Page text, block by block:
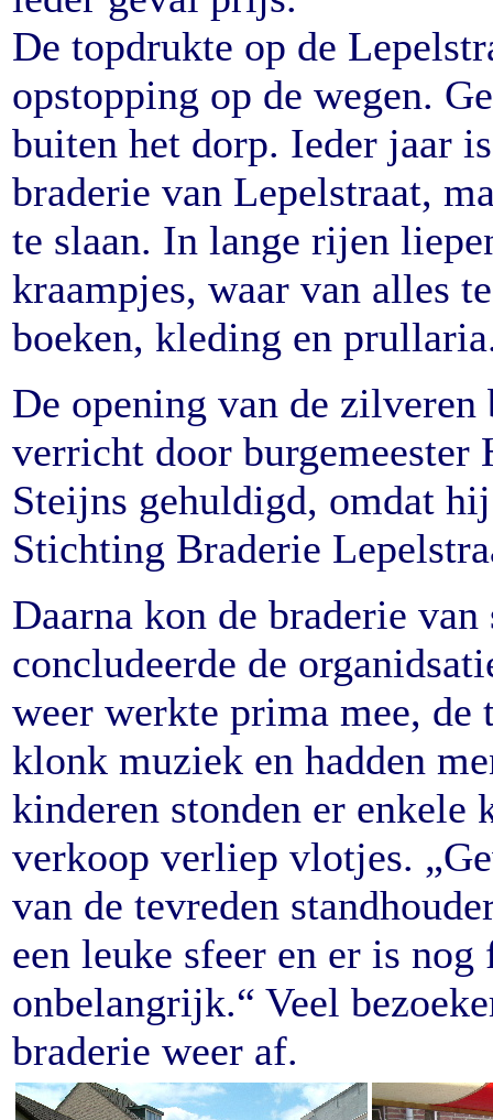
De topdrukte op de
opstopping op de wegen.
buiten het dorp. Ieder jaar
braderie van Lepelstraat,
te slaan. In lange rijen
kraampjes, waar van alles
boeken, kleding en
De opening van de
verricht door burgemeester
Steijns gehuldigd, omdat
Stichting Braderie
Daarna kon de braderie
concludeerde de
weer werkte prima mee, de
klonk muziek en hadden
kinderen stonden er enkele
verkoop verliep vlotjes.
van de tevreden
een leuke sfeer en er is
onbelangrijk.“ Veel
braderie weer af.